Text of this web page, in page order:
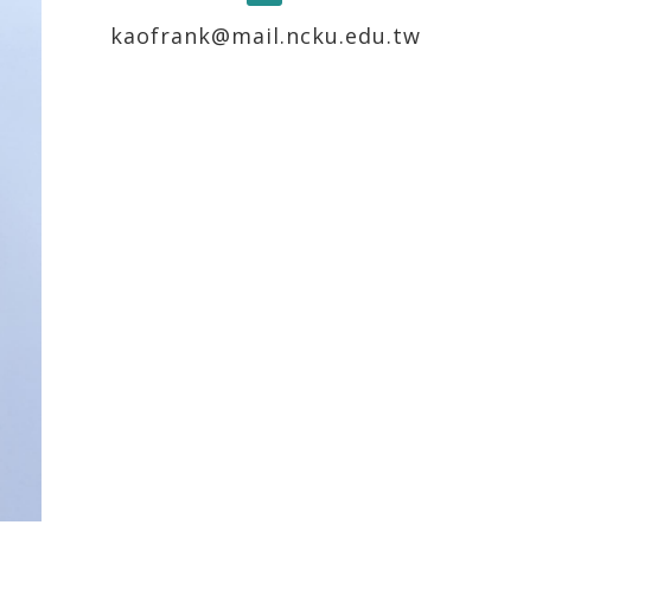
kaofrank@mail.ncku.edu.tw